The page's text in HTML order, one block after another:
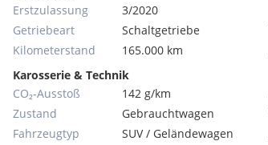
Erstzulassung
3/2020
Getriebeart
Schaltgetriebe
Kilometerstand
165.000 km
Karosserie & Technik
CO₂-Ausstoß
142 g/km
Zustand
Gebrauchtwagen
Fahrzeugtyp
SUV / Geländewagen